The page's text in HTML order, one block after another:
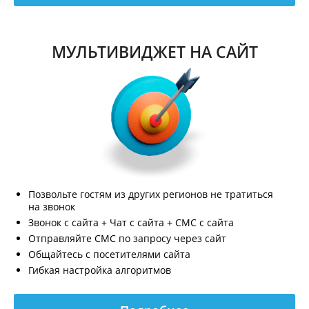
МУЛЬТИВИДЖЕТ НА САЙТ
Позвольте гостям из других регионов не тратиться
на звонок
Звонок с сайта + Чат с сайта + СМС с сайта
Отправляйте СМС по запросу через сайт
Общайтесь с посетителями сайта
Гибкая настройка алгоритмов